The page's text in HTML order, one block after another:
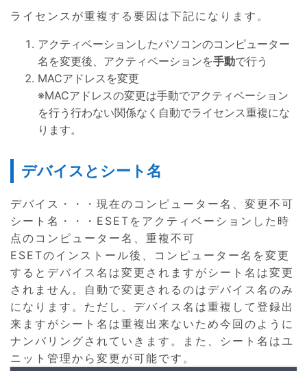
ライセンスが重複する要因は下記になります。
アクティベーションしたパソコンのコンピューター
名を変更後、アクティベーションを手動で行う
MACアドレスを変更
※MACアドレスの変更は手動でアクティベーション
を行う行わない関係なく自動でライセンス重複にな
ります。
デバイスとシート名
デバイス・・・現在のコンピューター名、変更不可
シート名・・・ESETをアクティベーションした時
点のコンピューター名、重複不可
ESETのインストール後、コンピューター名を変更
するとデバイス名は変更されますがシート名は変更
されません。自動で変更されるのはデバイス名のみ
になります。ただし、デバイス名は重複して登録出
来ますがシート名は重複出来ないため今回のように
ナンバリングされていきます。また、シート名はユ
ニット管理から変更が可能です。